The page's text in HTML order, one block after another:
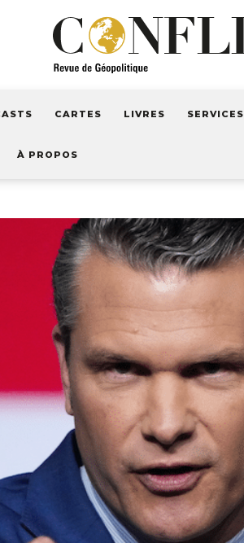
CARTES LIVRES SERVICES
À PROPOS